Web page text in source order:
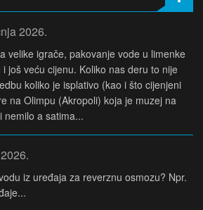
2026.
velike igrače, pakovanje vode u limenke
još veću cijenu. Koliko nas deru to nije
koliko je isplativo (kao i što cijenjeni
na Olimpu (Akropoli) koja je muzej na
nemilo a satima...
iz uređaja za reverznu osmozu? Npr.